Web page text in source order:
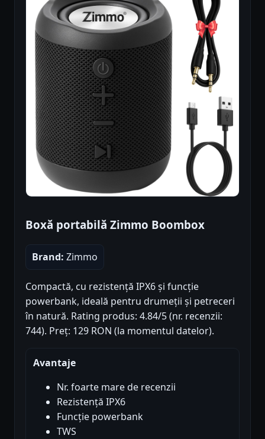
Boxă portabilă Zimmo Boombox
Brand: Zimmo
Compactă, cu rezistență IPX6 și funcție
powerbank, ideală pentru drumeții și petreceri
în natură. Rating produs: 4.84/5 (nr. recenzii:
744). Preț: 129 RON (la momentul datelor).
Avantaje
Nr. foarte mare de recenzii
Rezistență IPX6
Funcție powerbank
TWS